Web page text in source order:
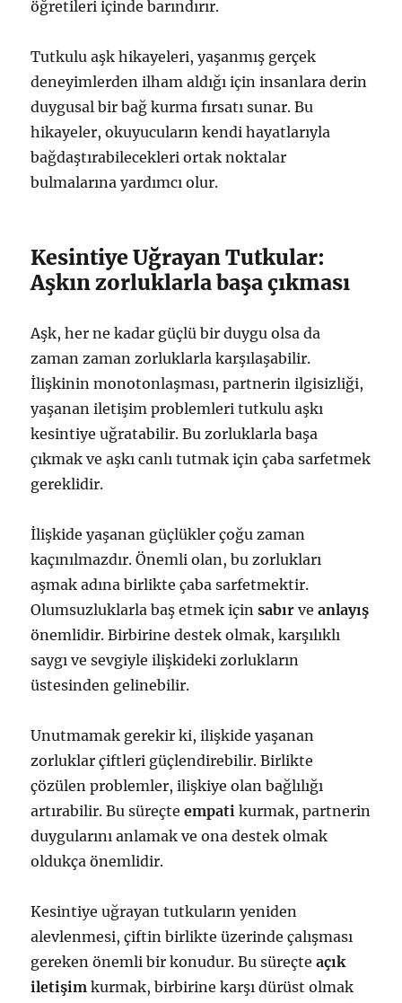
öğretileri içinde barındırır.
Tutkulu aşk hikayeleri, yaşanmış gerçek
deneyimlerden ilham aldığı için insanlara derin
duygusal bir bağ kurma fırsatı sunar. Bu
hikayeler, okuyucuların kendi hayatlarıyla
bağdaştırabilecekleri ortak noktalar
bulmalarına yardımcı olur.
Kesintiye Uğrayan Tutkular:
Aşkın zorluklarla başa çıkması
Aşk, her ne kadar güçlü bir duygu olsa da
zaman zaman zorluklarla karşılaşabilir.
İlişkinin monotonlaşması, partnerin ilgisizliği,
yaşanan iletişim problemleri tutkulu aşkı
kesintiye uğratabilir. Bu zorluklarla başa
çıkmak ve aşkı canlı tutmak için çaba sarfetmek
gereklidir.
İlişkide yaşanan güçlükler çoğu zaman
kaçınılmazdır. Önemli olan, bu zorlukları
aşmak adına birlikte çaba sarfetmektir.
Olumsuzluklarla baş etmek içinsabır veanlayış
önemlidir. Birbirine destek olmak, karşılıklı
saygı ve sevgiyle ilişkideki zorlukların
üstesinden gelinebilir.
Unutmamak gerekir ki, ilişkide yaşanan
zorluklar çiftleri güçlendirebilir. Birlikte
çözülen problemler, ilişkiye olan bağlılığı
artırabilir. Bu süreçteempati kurmak, partnerin
duygularını anlamak ve ona destek olmak
oldukça önemlidir.
Kesintiye uğrayan tutkuların yeniden
alevlenmesi, çiftin birlikte üzerinde çalışması
gereken önemli bir konudur. Bu süreçteaçık
iletişim kurmak, birbirine karşı dürüst olmak